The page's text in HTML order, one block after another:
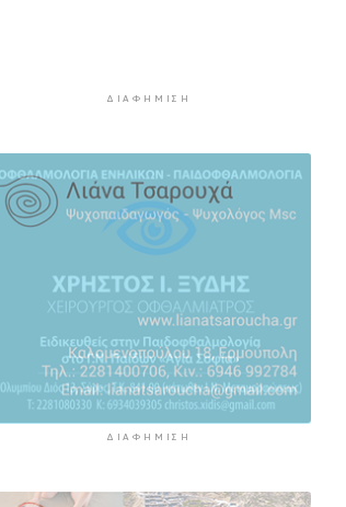
προγραμματίσει διακοπές σε
πληγείσες περιοχές
4 ώρες 23 λεπτά πρίν
Μειωμένη Σύνταξη: Όλα όσα
πρέπει να γνωρίζετε
5 ώρες πρίν
Πινακίδες κυκλοφορίας με λίγα
“κλικ”
5 ώρες 21 λεπτά πρίν
ΔΙΑΦΉΜΙΣΗ
ΔΙΑΦΉΜΙΣΗ